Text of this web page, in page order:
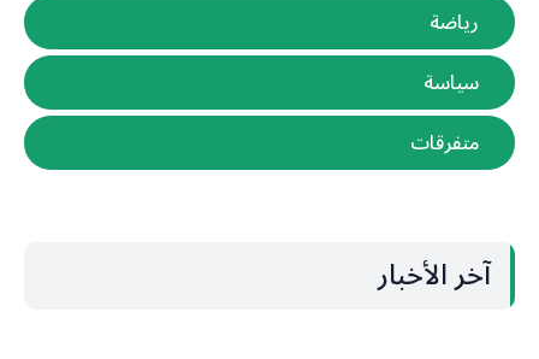
رياضة
سياسة
متفرقات
آخر الأخبار